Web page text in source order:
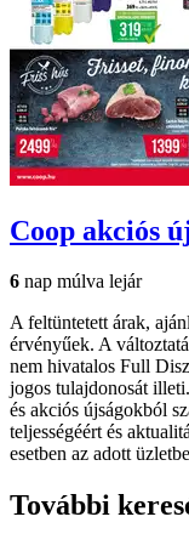
Coop akciós
6 nap múlva lejár
A feltüntetett árak,
érvényűek. A
nem hivatalos Full
jogos tulajdonosát
és akciós újságokból
teljességéért és
esetben az adott
További